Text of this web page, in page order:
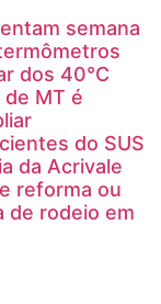
semana
dos 40°C
MT é
do SUS
da Acrivale
reforma ou
de rodeio em